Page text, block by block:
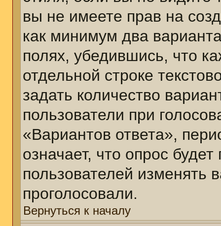
вы не имеете прав на
как минимум два
полях, убедившись, что
отдельной строке
задать количество
пользователи при
«Вариантов ответа»,
означает, что опрос
пользователей изменять
проголосовали.
Вернуться к началу